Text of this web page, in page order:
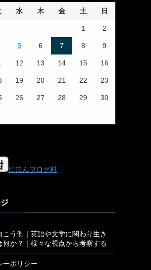
水 木 金 土 日
1 2
5 6 7 8 9
12 13 14 15 16
19 20 21 22 23
26 27 28 29 30
にほんブログ村
こう側｜英語や文学に関わり生き
何か？｜様々な視点から考察する
ーポリシー